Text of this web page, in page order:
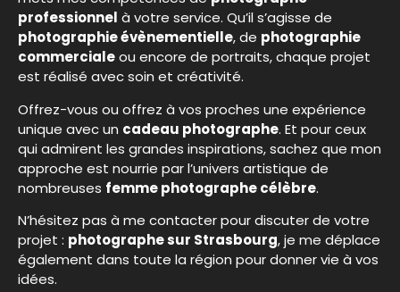
professionnel à votre service. Qu’il s’agisse de
photographie évènementielle, de photographie
commercialeou encore de portraits, chaque projet
est réalisé avec soin et créativité.
Offrez-vous ou offrez à vos proches une expérience
unique avec un cadeau photographe. Et pour ceux
qui admirent les grandes inspirations, sachez que mon
approche est nourrie par l’univers artistique de
nombreuses femme photographe célèbre.
N’hésitez pas à me contacter pour discuter de votre
projet : photographe sur Strasbourg, je me déplace
également dans toute la région pour donner vie à vos
idées.